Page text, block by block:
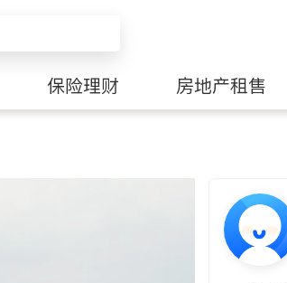
保险理财 房地产租售